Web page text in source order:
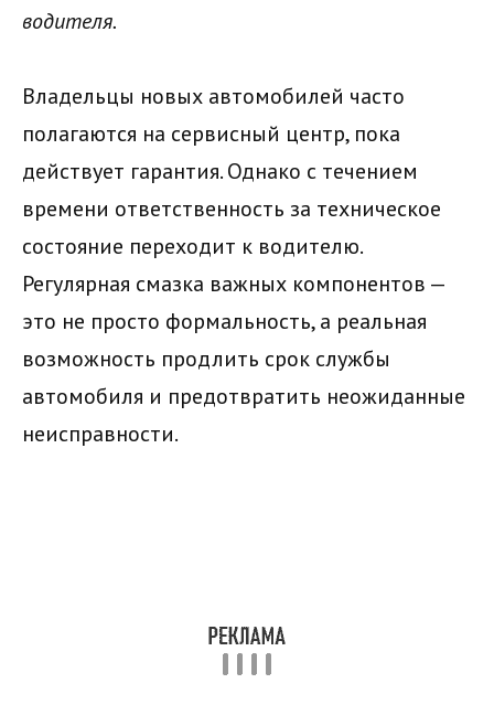
водителя.
Владельцы новых автомобилей часто
полагаются на сервисный центр, пока
действует гарантия. Однако с течением
времени ответственность за техническое
состояние переходит к водителю.
Регулярная смазка важных компонентов —
это не просто формальность, а реальная
возможность продлить срок службы
автомобиля и предотвратить неожиданные
неисправности.